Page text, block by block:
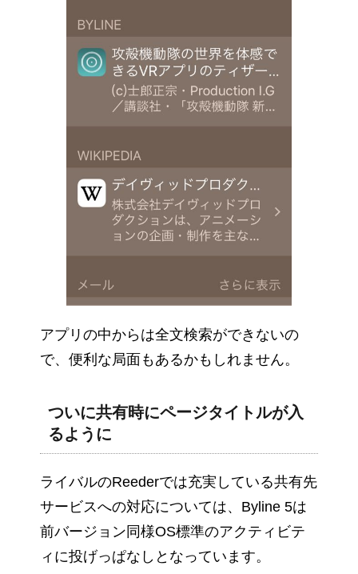
アプリの中からは全文検索ができないの
で、便利な局面もあるかもしれません。
ついに共有時にページタイトルが入
るように
ライバルのReederでは充実している共有先
サービスへの対応については、Byline 5は
前バージョン同様OS標準のアクティビテ
ィに投げっぱなしとなっています。